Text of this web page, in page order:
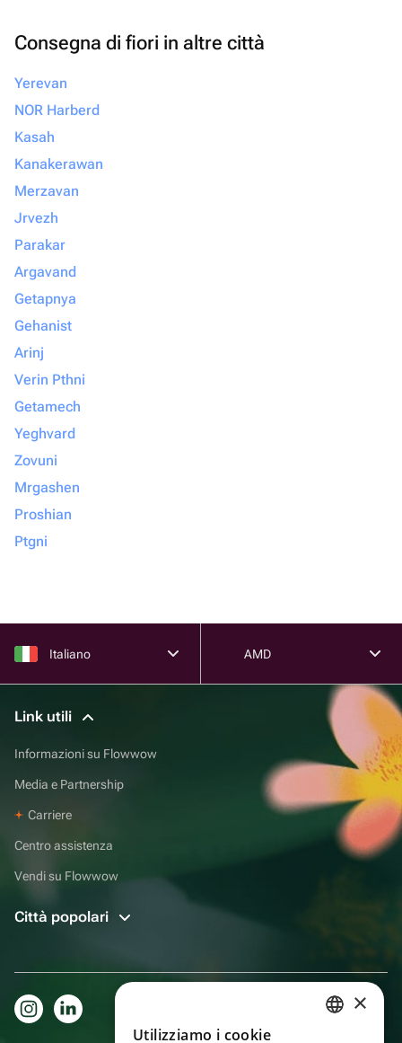
Consegna di fiori in altre città
Yerevan
NOR Harberd
Kasah
Kanakerawan
Merzavan
Jrvezh
Parakar
Argavand
Getapnya
Gehanist
Arinj
Verin Pthni
Getamech
Yeghvard
Zovuni
Mrgashen
Proshian
Ptgni
Italiano AMD
Link utili
Informazioni su Flowwow
Media e Partnership
Carriere
Centro assistenza
Vendi su Flowwow
Città popolari
×
Utilizziamo i cookie